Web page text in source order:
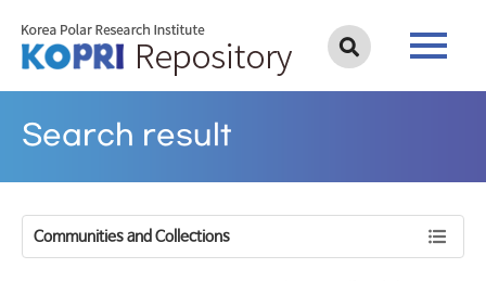
Search result
Communities and Collections